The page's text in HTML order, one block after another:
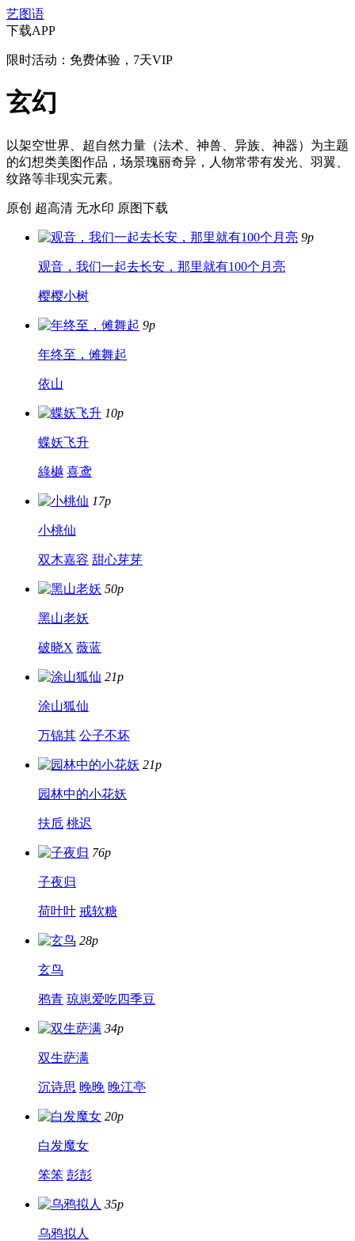
艺图语
下载APP
限时活动：免费体验，7天VIP
玄幻
以架空世界、超自然力量（法术、神兽、异族、神器）为主题
的幻想类美图作品，场景瑰丽奇异，人物常带有发光、羽翼、
纹路等非现实元素。
原创 超高清 无水印 原图下载
9p
观音，我们一起去长安，那里就有100个月亮
樱樱小树
9p
年终至，傩舞起
依山
10p
蝶妖飞升
綠樾 喜鸢
17p
小桃仙
双木嘉容 甜心芽芽
50p
黑山老妖
破晓X 薇蓝
21p
涂山狐仙
万锦其 公子不坏
21p
园林中的小花妖
扶卮 桃迟
76p
子夜归
荷叶叶 戒软糖
28p
玄鸟
鸦青 琼崽爱吃四季豆
34p
双生萨满
沉诗思 晚晚 晚江亭
20p
白发魔女
笨笨 彭彭
35p
乌鸦拟人